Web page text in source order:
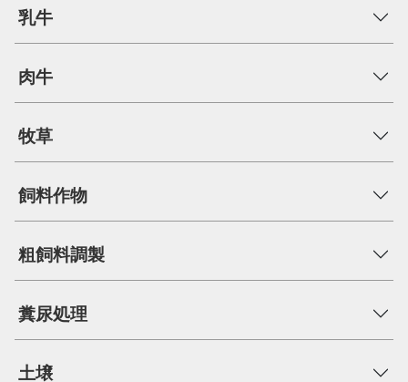
乳牛
肉牛
牧草
飼料作物
粗飼料調製
糞尿処理
土壌